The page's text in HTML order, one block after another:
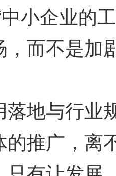
小企业的
，而不是加
与行业
的推广，离